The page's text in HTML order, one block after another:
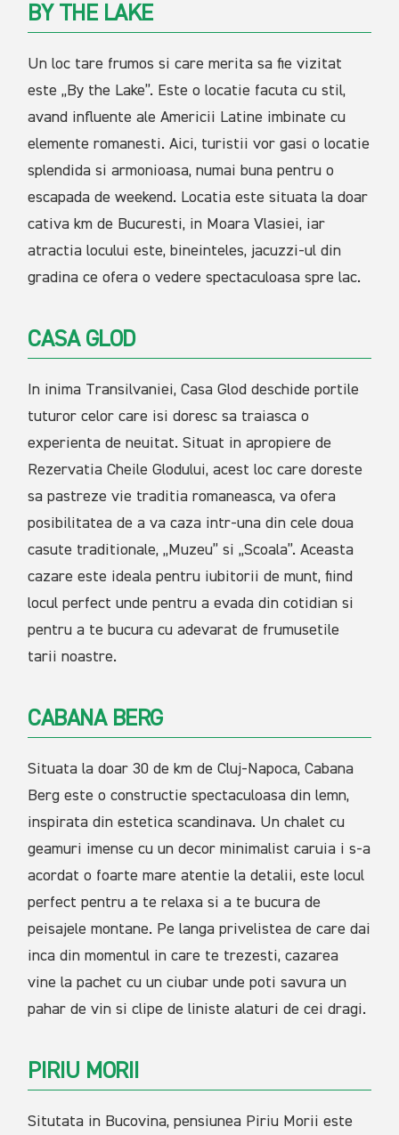
BYTHE LAKE
Un loc tare frumos si care merita sa fie vizitat
este „By the Lake”. Este o locatie facuta cu stil,
avand influente ale Americii Latine imbinate cu
elemente romanesti. Aici, turistii vor gasi o locatie
splendida si armonioasa, numai buna pentru o
escapada de weekend. Locatia este situata la doar
cativa km de Bucuresti, in Moara Vlasiei, iar
atractia locului este, bineinteles, jacuzzi-ul din
gradina ce ofera o vedere spectaculoasa spre lac.
CASA GLOD
In inima Transilvaniei, Casa Glod deschide portile
tuturor celor care isi doresc sa traiasca o
experienta de neuitat. Situat in apropiere de
Rezervatia Cheile Glodului, acest loc care doreste
sa pastreze vie traditia romaneasca, va ofera
posibilitatea de a va caza intr-una din cele doua
casute traditionale, „Muzeu” si „Scoala”. Aceasta
cazare este ideala pentru iubitorii de munt, fiind
locul perfect unde pentru a evada din cotidian si
pentru a te bucura cu adevarat de frumusetile
tarii noastre.
CABANA BERG
Situata la doar 30 de km de Cluj-Napoca, Cabana
Berg este o constructie spectaculoasa din lemn,
inspirata din estetica scandinava. Un chalet cu
geamuri imense cu un decor minimalist caruia i s-a
acordat o foarte mare atentie la detalii, este locul
perfect pentru a te relaxa si a te bucura de
peisajele montane. Pe langa privelistea de care dai
inca din momentul in care te trezesti, cazarea
vine la pachet cu un ciubar unde poti savura un
pahar de vin si clipe de liniste alaturi de cei dragi.
PIRIU MORII
Situtata in Bucovina, pensiunea Piriu Morii este